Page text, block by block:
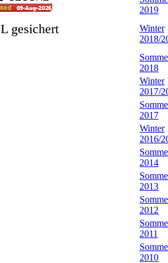
2019
Winter
2018/
2018
Winter
2017/
2017
Winter
2016/
2014
2013
2012
2011
2010